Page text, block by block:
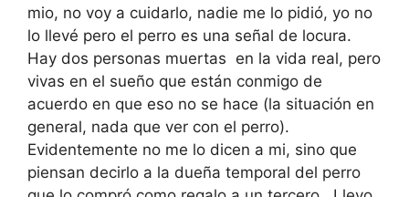
mio, no voy a cuidarlo, nadie me lo pidió, yo no
lo llevé pero el perro es una señal de locura.
Hay dos personas muertas en la vida real, pero
vivas en el sueño que están conmigo de
acuerdo en que eso no se hace (la situación en
general, nada que ver con el perro).
Evidentemente no me lo dicen a mi, sino que
piensan decirlo a la dueña temporal del perro